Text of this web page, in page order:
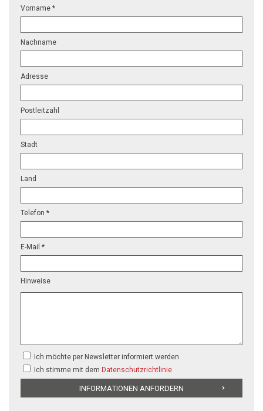
Vorname *
Nachname
Adresse
Postleitzahl
Stadt
Land
Telefon *
E-Mail *
Hinweise
Ich möchte per Newsletter informiert werden
Ich stimme mit dem Datenschutzrichtlinie